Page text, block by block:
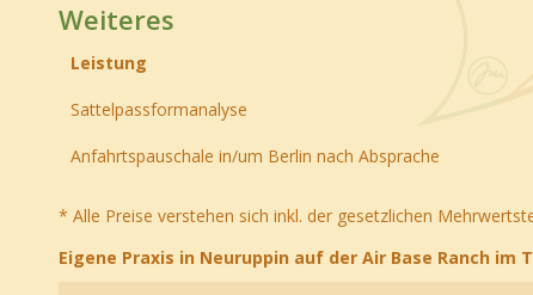
Weiteres
Leistung
Sattelpassformanalyse
Anfahrtspauschale in/um Berlin nach Absprache
* Alle Preise verstehen sich inkl. der gesetzlichen
Eigene Praxis in Neuruppin auf der Air Base Ranch